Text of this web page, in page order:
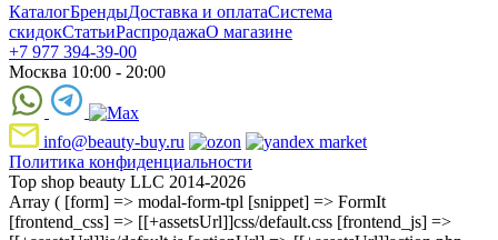
КаталогБрендыДоставка и оплатаСистема
скидокСтатьиРаспродажаО магазине
+7 977 394-39-00
Москва 10:00 - 20:00
info@beauty-buy.ru
Политика конфиденциальности
Top shop beauty LLC 2014-2026
Array ( [form] => modal-form-tpl [snippet] => FormIt
[frontend_css] => [[+assetsUrl]]css/default.css [frontend_js] =>